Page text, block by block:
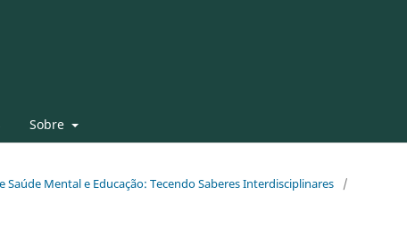
Sobre
Saúde Mental e Educação: Tecendo Saberes Interdisciplinares
/